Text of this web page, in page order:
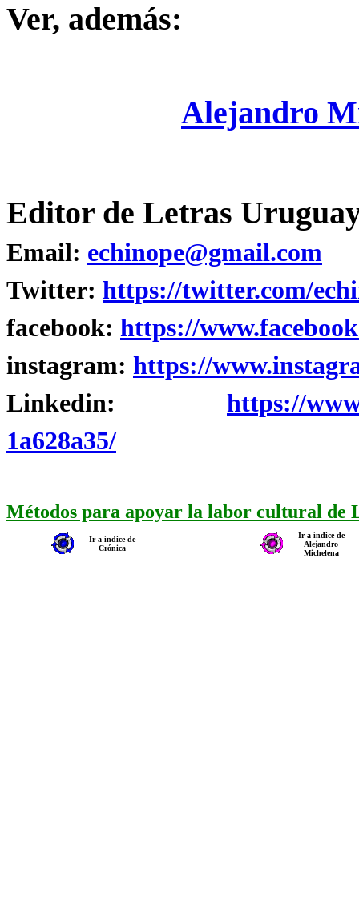
Ver, además:
Alejandro
Editor de Letras
Email: echinope@gmail.com
Twitter: https://twitter.com/
facebook: https://
instagram: https://
Linkedin: https://
1a628a35/
Métodos para apoyar la labor cultural de
Ir a índice de
Crónica
Ir a índice de
Alejandro
Michelena